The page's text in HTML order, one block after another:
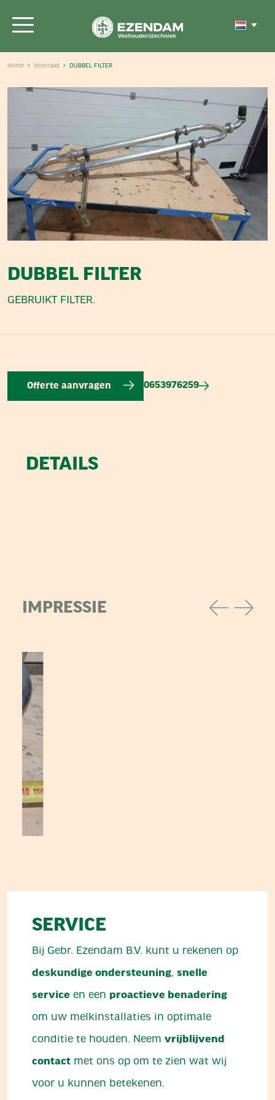
Home Voorraad DUBBEL FILTER
DUBBEL FILTER
GEBRUIKT FILTER.
Offerte aanvragen 0653976259
DETAILS
IMPRESSIE
SERVICE
Bij Gebr. Ezendam B.V. kunt u rekenen op
deskundige ondersteuning, snelle
service en een proactieve benadering
om uw melkinstallaties in optimale
conditie te houden.​ Neem vrijblijvend
contact met ons op om te zien wat wij
voor u kunnen betekenen.